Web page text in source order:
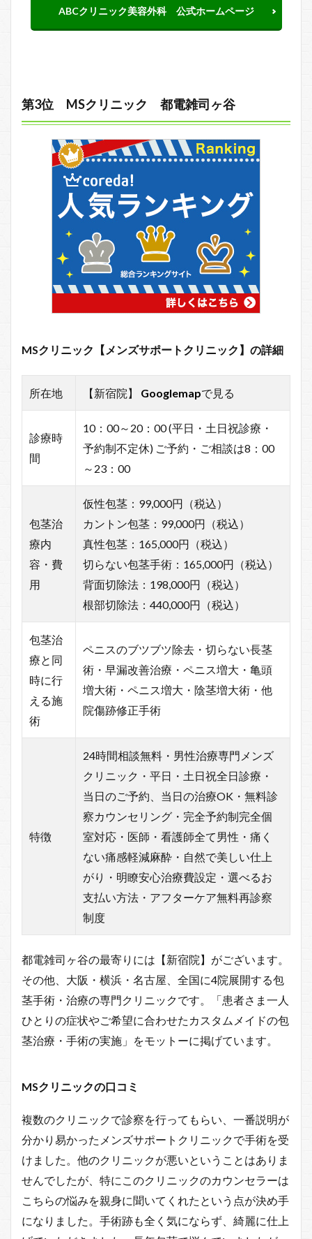
ABCクリニック美容外科 公式ホームページ
第3位 MSクリニック 都電雑司ヶ谷
MSクリニック【メンズサポートクリニック】の詳細
所在地 【新宿院】 Googlemapで見る
診療時
間
10：00～20：00 (平日・土日祝診療・
予約制不定休) ご予約・ご相談は8：00
～23：00
包茎治
療内
容・費
用
仮性包茎：99,000円（税込）
カントン包茎：99,000円（税込）
真性包茎：165,000円（税込）
切らない包茎手術：165,000円（税込）
背面切除法：198,000円（税込）
根部切除法：440,000円（税込）
包茎治
療と同
時に行
える施
術
ペニスのブツブツ除去・切らない長茎
術・早漏改善治療・ペニス増大・亀頭
増大術・ペニス増大・陰茎増大術・他
院傷跡修正手術
特徴
24時間相談無料・男性治療専門メンズ
クリニック・平日・土日祝全日診療・
当日のご予約、当日の治療OK・無料診
察カウンセリング・完全予約制完全個
室対応・医師・看護師全て男性・痛く
ない痛感軽減麻酔・自然で美しい仕上
がり・明瞭安心治療費設定・選べるお
支払い方法・アフターケア無料再診察
制度
都電雑司ヶ谷の最寄りには【新宿院】がございます。
その他、大阪・横浜・名古屋、全国に4院展開する包
茎手術・治療の専門クリニックです。「患者さま一人
ひとりの症状やご希望に合わせたカスタムメイドの包
茎治療・手術の実施」をモットーに掲げています。
MSクリニックの口コミ
複数のクリニックで診察を行ってもらい、一番説明が
分かり易かったメンズサポートクリニックで手術を受
けました。他のクリニックが悪いということはありま
せんでしたが、特にこのクリニックのカウンセラーは
こちらの悩みを親身に聞いてくれたという点が決め手
になりました。手術跡も全く気にならず、綺麗に仕上